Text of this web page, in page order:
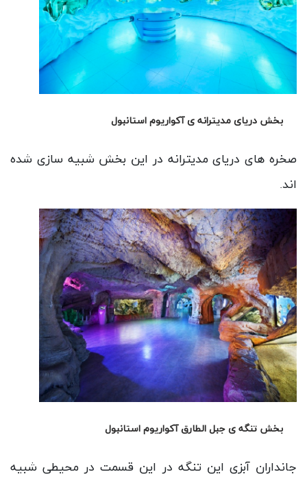
بخش دریای مدیترانه ی آکواریوم استانبول
صخره های دریای مدیترانه در این بخش شبیه سازی شده
اند.
بخش تنگه ی جبل الطارق آکواریوم استانبول
جانداران آبزی این تنگه در این قسمت در محیطی شبیه